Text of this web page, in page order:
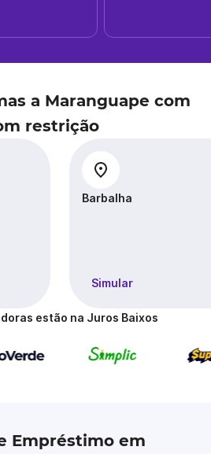
a Maranguape com
restrição
Barbalha
Simular
estão na Juros Baixos
Empréstimo em